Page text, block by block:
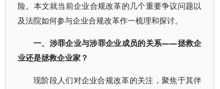
险。本文就当前企业合规改革的几个重要争议问题以
及法院如何参与企业合规改革作一梳理和探讨。
一、涉罪企业与涉罪企业成员的关系——拯救企
业还是拯救企业家？
现阶段人们对企业合规改革的关注，聚焦于其伴